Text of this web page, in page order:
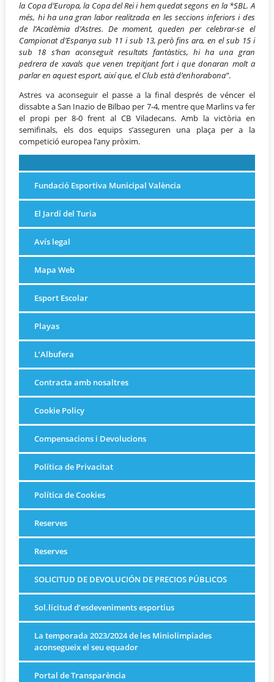
la Copa d’Europa, la Copa del Rei i hem quedat segons en la *SBL. A
més, hi ha una gran labor realitzada en les seccions inferiors i des
de l’Acadèmia d’Astres. De moment, queden per celebrar-se el
Campionat d’Espanya sub 11 i sub 13, però fins ara, en el sub 15 i
sub 18 s’han aconseguit resultats fantàstics, hi ha una gran
pedrera de xavals que venen trepitjant fort i que donaran molt a
parlar en aquest esport, així que, el Club està d’enhorabona”.
Astres va aconseguir el passe a la final després de véncer el
dissabte a San Inazio de Bilbao per 7-4, mentre que Marlins va fer
el propi per 8-0 frent al CB Viladecans. Amb la victòria en
semifinals, els dos equips s’asseguren una plaça per a la
competició europea l’any pròxim.
Fundació Esportiva Municipal València
El Jardí del Turia
Avís legal
Mapa Web
Esport Escolar
Playas
L’Albufera
Contracta amb nosaltres
Cookie Policy
Compensacions i Devolucions
Política de Privacitat
Política de Cookies
Reserves
Reserves
SOLICITUD DE DEVOLUCIÓN DE PRECIOS PÚBLICOS
Sol.licitud d’esdeveniments esportius
La temporada 2023/2024 de les Miniolimpiades
aconsegueix el seu equador
Portal de Transparència